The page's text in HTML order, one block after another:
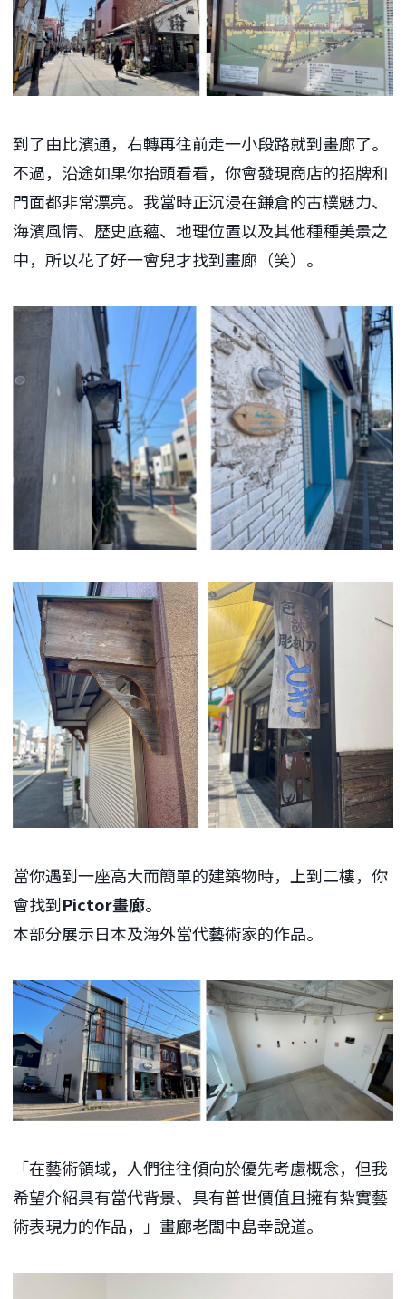
到了由比濱通，右轉再往前走一小段路就到畫廊了。
不過，沿途如果你抬頭看看，你會發現商店的招牌和
門面都非常漂亮。我當時正沉浸在鎌倉的古樸魅力、
海濱風情、歷史底蘊、地理位置以及其他種種美景之
中，所以花了好一會兒才找到畫廊（笑）。
當你遇到一座高大而簡單的建築物時，上到二樓，你
會找到Pictor畫廊。
本部分展示日本及海外當代藝術家的作品。
「在藝術領域，人們往往傾向於優先考慮概念，但我
希望介紹具有當代背景、具有普世價值且擁有紮實藝
術表現力的作品，」畫廊老闆中島幸說道。